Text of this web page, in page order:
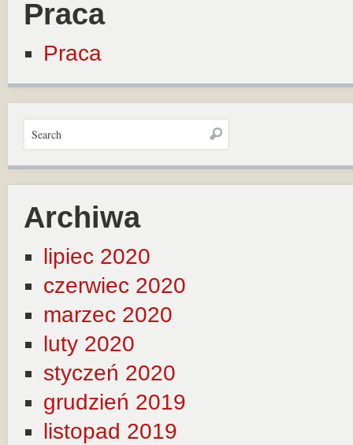
Praca
Praca
Archiwa
lipiec 2020
czerwiec 2020
marzec 2020
luty 2020
styczeń 2020
grudzień 2019
listopad 2019